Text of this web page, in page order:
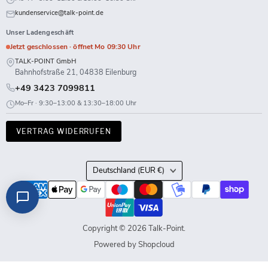
kundenservice@talk-point.de
Unser Ladengeschäft
Jetzt geschlossen · öffnet Mo 09:30 Uhr
TALK-POINT GmbH
Bahnhofstraße 21, 04838 Eilenburg
+49 3423 7099811
Mo–Fr · 9:30–13:00 & 13:30–18:00 Uhr
VERTRAG WIDERRUFEN
Land
Deutschland (EUR €)
Copyright © 2026 Talk-Point.
Powered by Shopcloud